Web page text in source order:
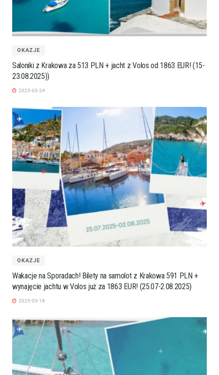
OKAZJE
Saloniki z Krakowa za 513 PLN + jacht z Volos od 1863 EUR! (15-
23.08.2025))
2025-03-24
OKAZJE
Wakacje na Sporadach! Bilety na samolot z Krakowa 591 PLN +
wynajęcie jachtu w Volos już za 1863 EUR! (25.07-2.08.2025)
2025-03-18